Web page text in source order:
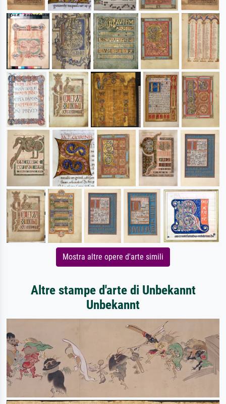
Mostra altre opere d'arte simili
Altre stampe d'arte di Unbekannt
Unbekannt